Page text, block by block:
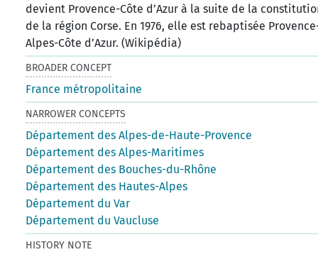
devient Provence-Côte d’Azur à la suite de la
de la région Corse. En 1976, elle est rebaptisée
Alpes-Côte d’Azur. (Wikipédia)
BROADER CONCEPT
France métropolitaine
NARROWER CONCEPTS
Département des Alpes-de-Haute-Provence
Département des Alpes-Maritimes
Département des Bouches-du-Rhône
Département des Hautes-Alpes
Département du Var
Département du Vaucluse
HISTORY NOTE